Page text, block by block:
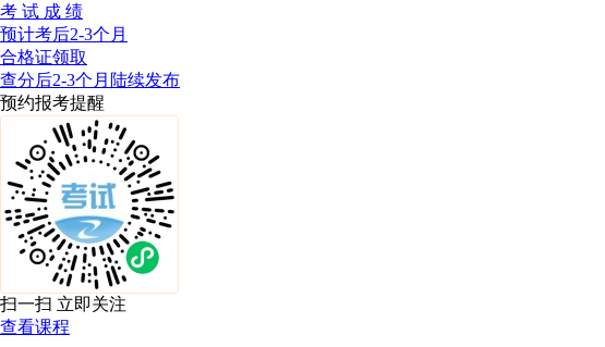
考 试 成 绩
预计考后2-3个月
合格证领取
查分后2-3个月陆续发布
预约报考提醒
扫一扫 立即关注
查看课程